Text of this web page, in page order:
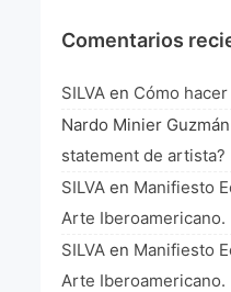
Comentarios
SILVA en Cómo
Nardo Minier Guzmán
statement de artista?
SILVA en Manifiesto
Arte Iberoamericano.
SILVA en Manifiesto
Arte Iberoamericano.